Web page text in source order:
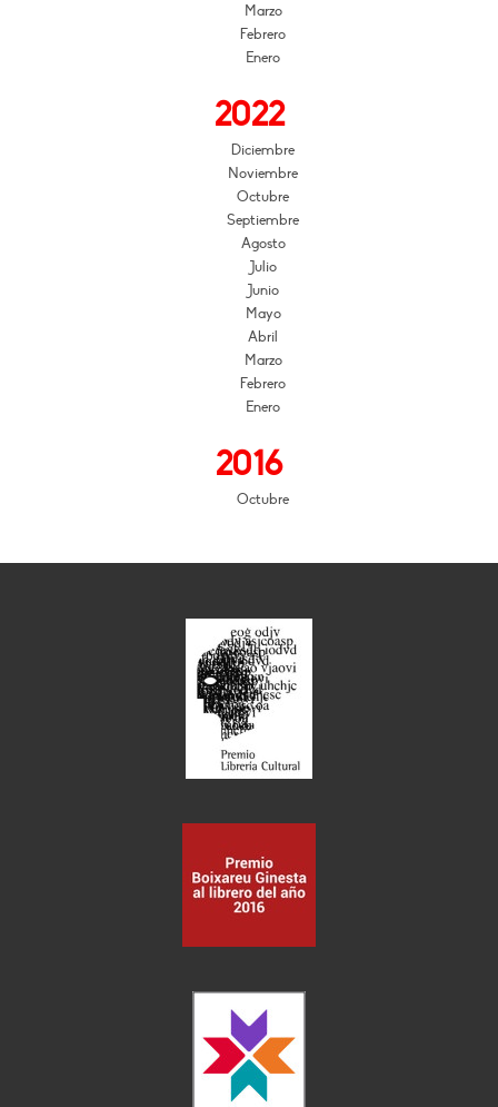
Marzo
Febrero
Enero
2022
Diciembre
Noviembre
Octubre
Septiembre
Agosto
Julio
Junio
Mayo
Abril
Marzo
Febrero
Enero
2016
Octubre